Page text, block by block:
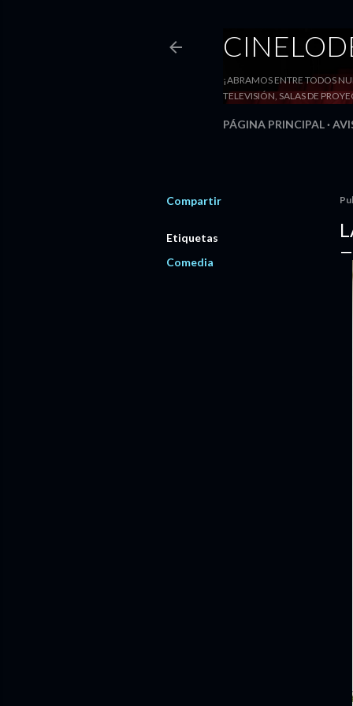
¡ABRAMOS ENTRE TODOS
TELEVISIÓN, SALAS DE
PÁGINA PRINCIPAL
Compartir
Etiquetas
Comedia